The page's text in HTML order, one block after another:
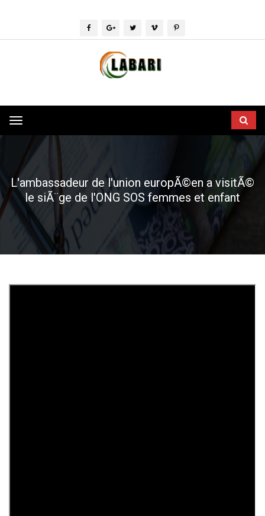
Toggle
navigation
L'ambassadeur de l'union europÃ©en a visitÃ©
le siÃ¨ge de l'ONG SOS femmes et enfant